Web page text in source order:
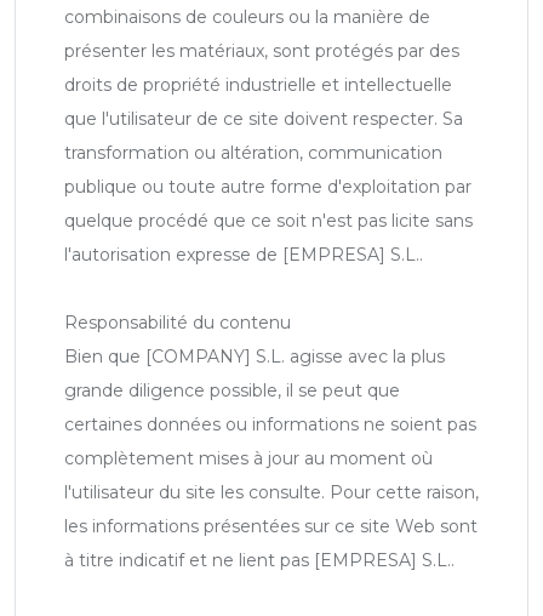
combinaisons de couleurs ou la manière de
présenter les matériaux, sont protégés par des
droits de propriété industrielle et intellectuelle
que l'utilisateur de ce site doivent respecter. Sa
transformation ou altération, communication
publique ou toute autre forme d'exploitation par
quelque procédé que ce soit n'est pas licite sans
l'autorisation expresse de [EMPRESA] S.L..
Responsabilité du contenu
Bien que [COMPANY] S.L. agisse avec la plus
grande diligence possible, il se peut que
certaines données ou informations ne soient pas
complètement mises à jour au moment où
l'utilisateur du site les consulte. Pour cette raison,
les informations présentées sur ce site Web sont
à titre indicatif et ne lient pas [EMPRESA] S.L..